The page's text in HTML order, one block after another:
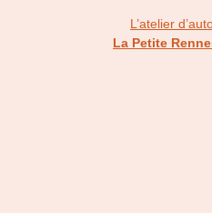
L’atelier
La Petite